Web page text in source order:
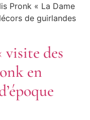
Pronk « La Dame
de guirlandes
visite des
en